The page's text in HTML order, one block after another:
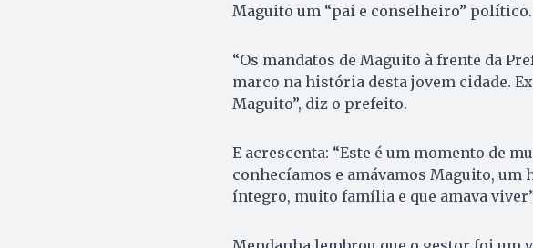
Maguito um “pai e conselheiro” político.
“Os mandatos de Maguito à frente da
marco na história desta jovem cidade.
Maguito”, diz o prefeito.
E acrescenta: “Este é um momento de
conhecíamos e amávamos Maguito, um
íntegro, muito família e que amava